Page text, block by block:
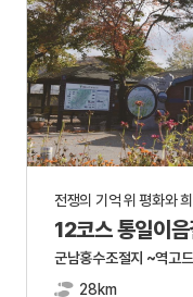
전쟁의 기억 위 평화와
12코스 통일이음
군남홍수조절지 ~역고
28km